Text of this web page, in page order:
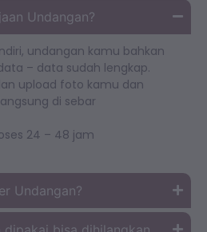
Undangan?
undangan kamu bahkan
– data sudah lengkap.
upload foto kamu dan
di sebar
24 – 48 jam
Undangan?